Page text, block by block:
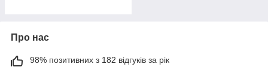
Про нас
98% позитивних з 182 відгуків за рік